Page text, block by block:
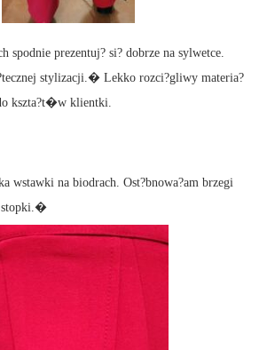
spodnie prezentuj? si? dobrze na sylwetce.
stylizacji.� Lekko rozci?gliwy materia?
kszta?t�w klientki.
wstawki na biodrach. Ost?bnowa?am brzegi
stopki.�